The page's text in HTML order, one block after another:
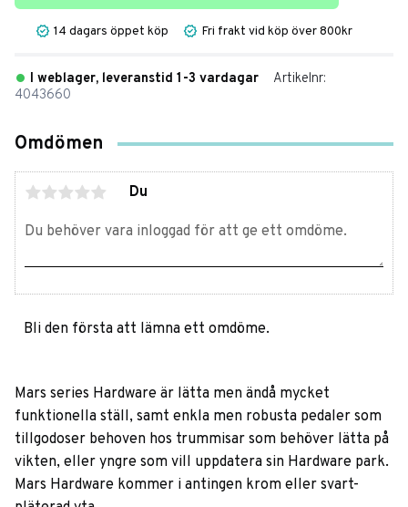
14 dagars öppet köp Fri frakt vid köp över 800kr
I weblager, leveranstid 1-3 vardagar
Artikelnr
4043660
Omdömen
Du
Bli den första att lämna ett omdöme.
Mars series Hardware är lätta men ändå mycket
funktionella ställ, samt enkla men robusta pedaler som
tillgodoser behoven hos trummisar som behöver lätta på
vikten, eller yngre som vill uppdatera sin Hardware park.
Mars Hardware kommer i antingen krom eller svart-